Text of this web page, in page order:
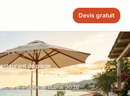
Devis gratuit
de plage
lecture· Publié le 11 mai 2026